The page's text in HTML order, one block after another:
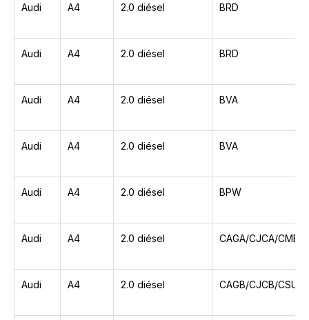
Audi A4 2.0 diésel BRD
Audi A4 2.0 diésel BRD
Audi A4 2.0 diésel BVA
Audi A4 2.0 diésel BVA
Audi A4 2.0 diésel BPW
Audi A4 2.0 diésel CAGA/CJCA/
Audi A4 2.0 diésel CAGB/CJCB/CSUB